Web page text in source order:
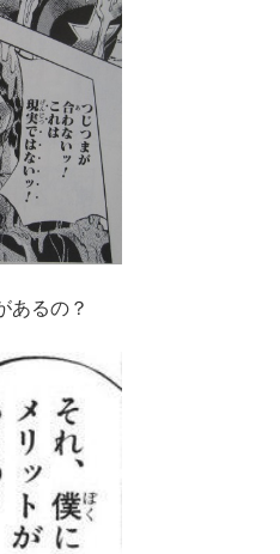
あるの？